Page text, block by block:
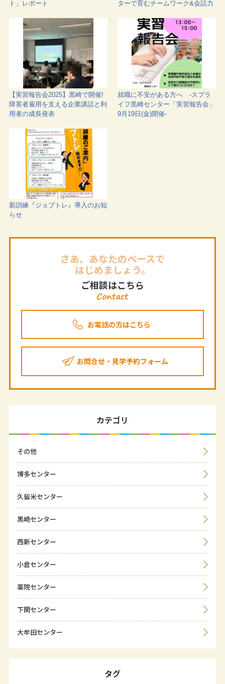
ト」レポート ターで育むチームワーク&会話力
【実習報告会2025】黒崎で開催!
障害者雇用を支える企業講話と利
用者の成長発表
就職に不安がある方へ -スプラ
イフ黒崎センター「実習報告会」
9月19日(金)開催-
新訓練『ジョブトレ』導入のお知
らせ
さあ、あなたのペースで
はじめましょう。
ご相談はこちら
お電話の方はこちら
お問合せ・見学予約フォーム
カテゴリ
その他
博多センター
久留米センター
黒崎センター
西新センター
小倉センター
薬院センター
下関センター
大牟田センター
タグ